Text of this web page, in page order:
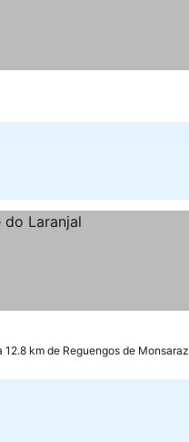
12.8 km de Reguengos de Monsaraz